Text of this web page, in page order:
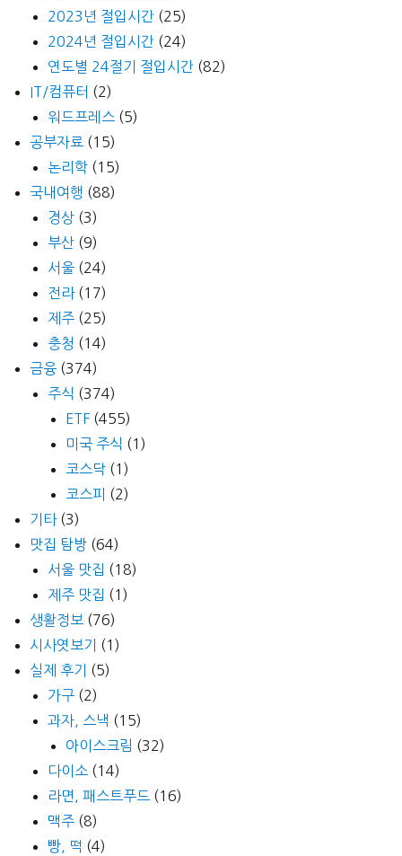
2023년 절입시간 (25)
2024년 절입시간 (24)
연도별 24절기 절입시간 (82)
IT/컴퓨터 (2)
워드프레스 (5)
공부자료 (15)
논리학 (15)
국내여행 (88)
경상 (3)
부산 (9)
서울 (24)
전라(17)
제주 (25)
충청 (14)
금융 (374)
주식 (374)
ETF (455)
미국 주식 (1)
코스닥 (1)
코스피 (2)
기타(3)
맛집 탐방 (64)
서울 맛집 (18)
제주 맛집 (1)
생활정보 (76)
시사엿보기
(1)
실제 후기
(5)
가구 (2)
과자, 스낵 (15)
아이스크림 (32)
다이소 (14)
라면, 패스트푸드 (16)
맥주 (8)
빵, 떡 (4)